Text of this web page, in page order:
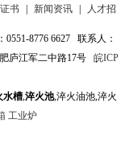
书 新闻资讯 人才招
0551-8776 6627 联系人：
肥庐江军二中路17号皖ICP
水槽,淬火池,淬火油池,淬火
工业炉